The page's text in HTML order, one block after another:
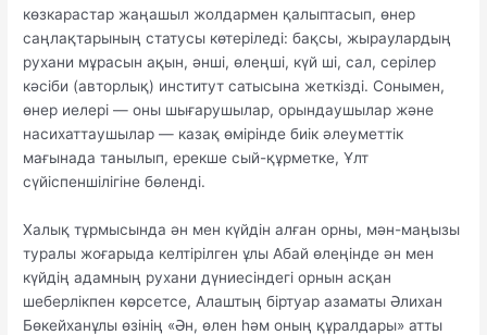
көзкарастар жаңашыл жолдармен қалыптасып, өнер
саңлақтарының статусы көтеріледі: бақсы, жыраулардың
рухани мұрасын ақын, әнші, өлеңші, күй ші, сал, серілер
кәсіби (авторлық) институт сатысына жеткізді. Сонымен,
өнер иелері — оны шығарушылар, орындаушылар және
насихаттаушылар — казақ өмірінде биік әлеуметтік
мағынада танылып, ерекше сый-құрметке, Ұлт
сүйіспеншілігіне бөленді.
Халық тұрмысында ән мен күйдін алған орны, мән-маңызы
туралы жоғарыда келтірілген ұлы Абай өлеңінде ән мен
күйдің адамның рухани дүниесіндегі орнын асқан
шеберлікпен көрсетсе, Алаштың біртуар азаматы Әлихан
Бөкейханұлы өзінің «Ән, өлен һәм оның құралдары» атты